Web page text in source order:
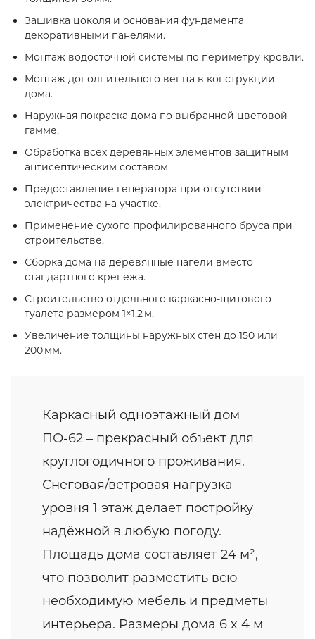
Зашивка цоколя и основания фундамента
декоративными панелями.
Монтаж водосточной системы по периметру кровли.
Монтаж дополнительного венца в конструкции
дома.
Наружная покраска дома по выбранной цветовой
гамме.
Обработка всех деревянных элементов защитным
антисептическим составом.
Предоставление генератора при отсутствии
электричества на участке.
Применение сухого профилированного бруса при
строительстве.
Сборка дома на деревянные нагели вместо
стандартного крепежа.
Строительство отдельного каркасно‑щитового
туалета размером 1×1,2 м.
Увеличение толщины наружных стен до 150 или
200 мм.
Каркасный одноэтажный дом
ПО-62 – прекрасный объект для
круглогодичного проживания.
Снеговая/ветровая нагрузка
уровня 1 этаж делает постройку
надёжной в любую погоду.
Площадь дома составляет 24 м²,
что позволит разместить всю
необходимую мебель и предметы
интерьера. Размеры дома 6 x 4 м